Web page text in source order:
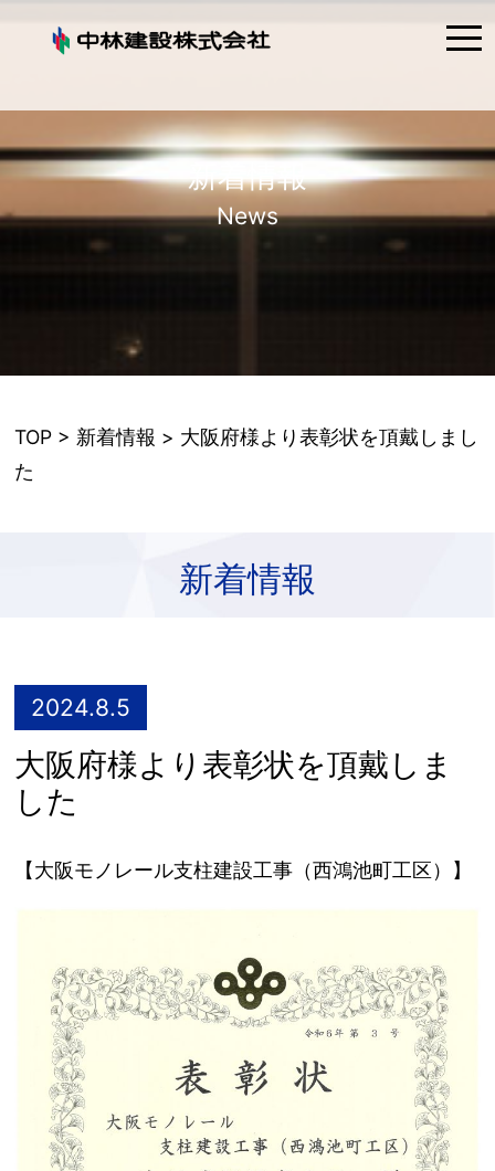
新着情報
News
TOP > 新着情報 > 大阪府様より表彰状を頂戴しまし
た
新着情報
2024.8.5
大阪府様より表彰状を頂戴しま
した
【大阪モノレール支柱建設工事（西鴻池町工区）】